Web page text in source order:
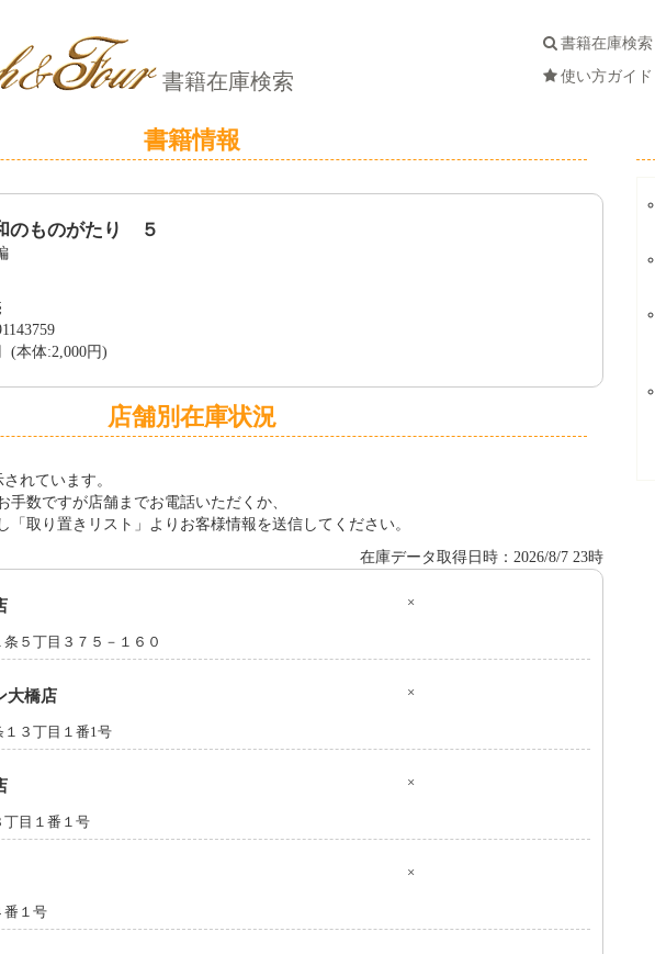
書籍在庫検索
書籍在庫検索
使い方ガイド
書籍情報
のものがたり ５
(本体:2,000円)
店舗別在庫状況
れています。
数ですが店舗までお電話いただくか、
「取り置きリスト」よりお客様情報を送信してください。
在庫データ取得日時：2026/8/7 23時
×
５丁目３７５－１６０
大橋店 ×
３丁目１番1号
×
丁目１番１号
×
番１号